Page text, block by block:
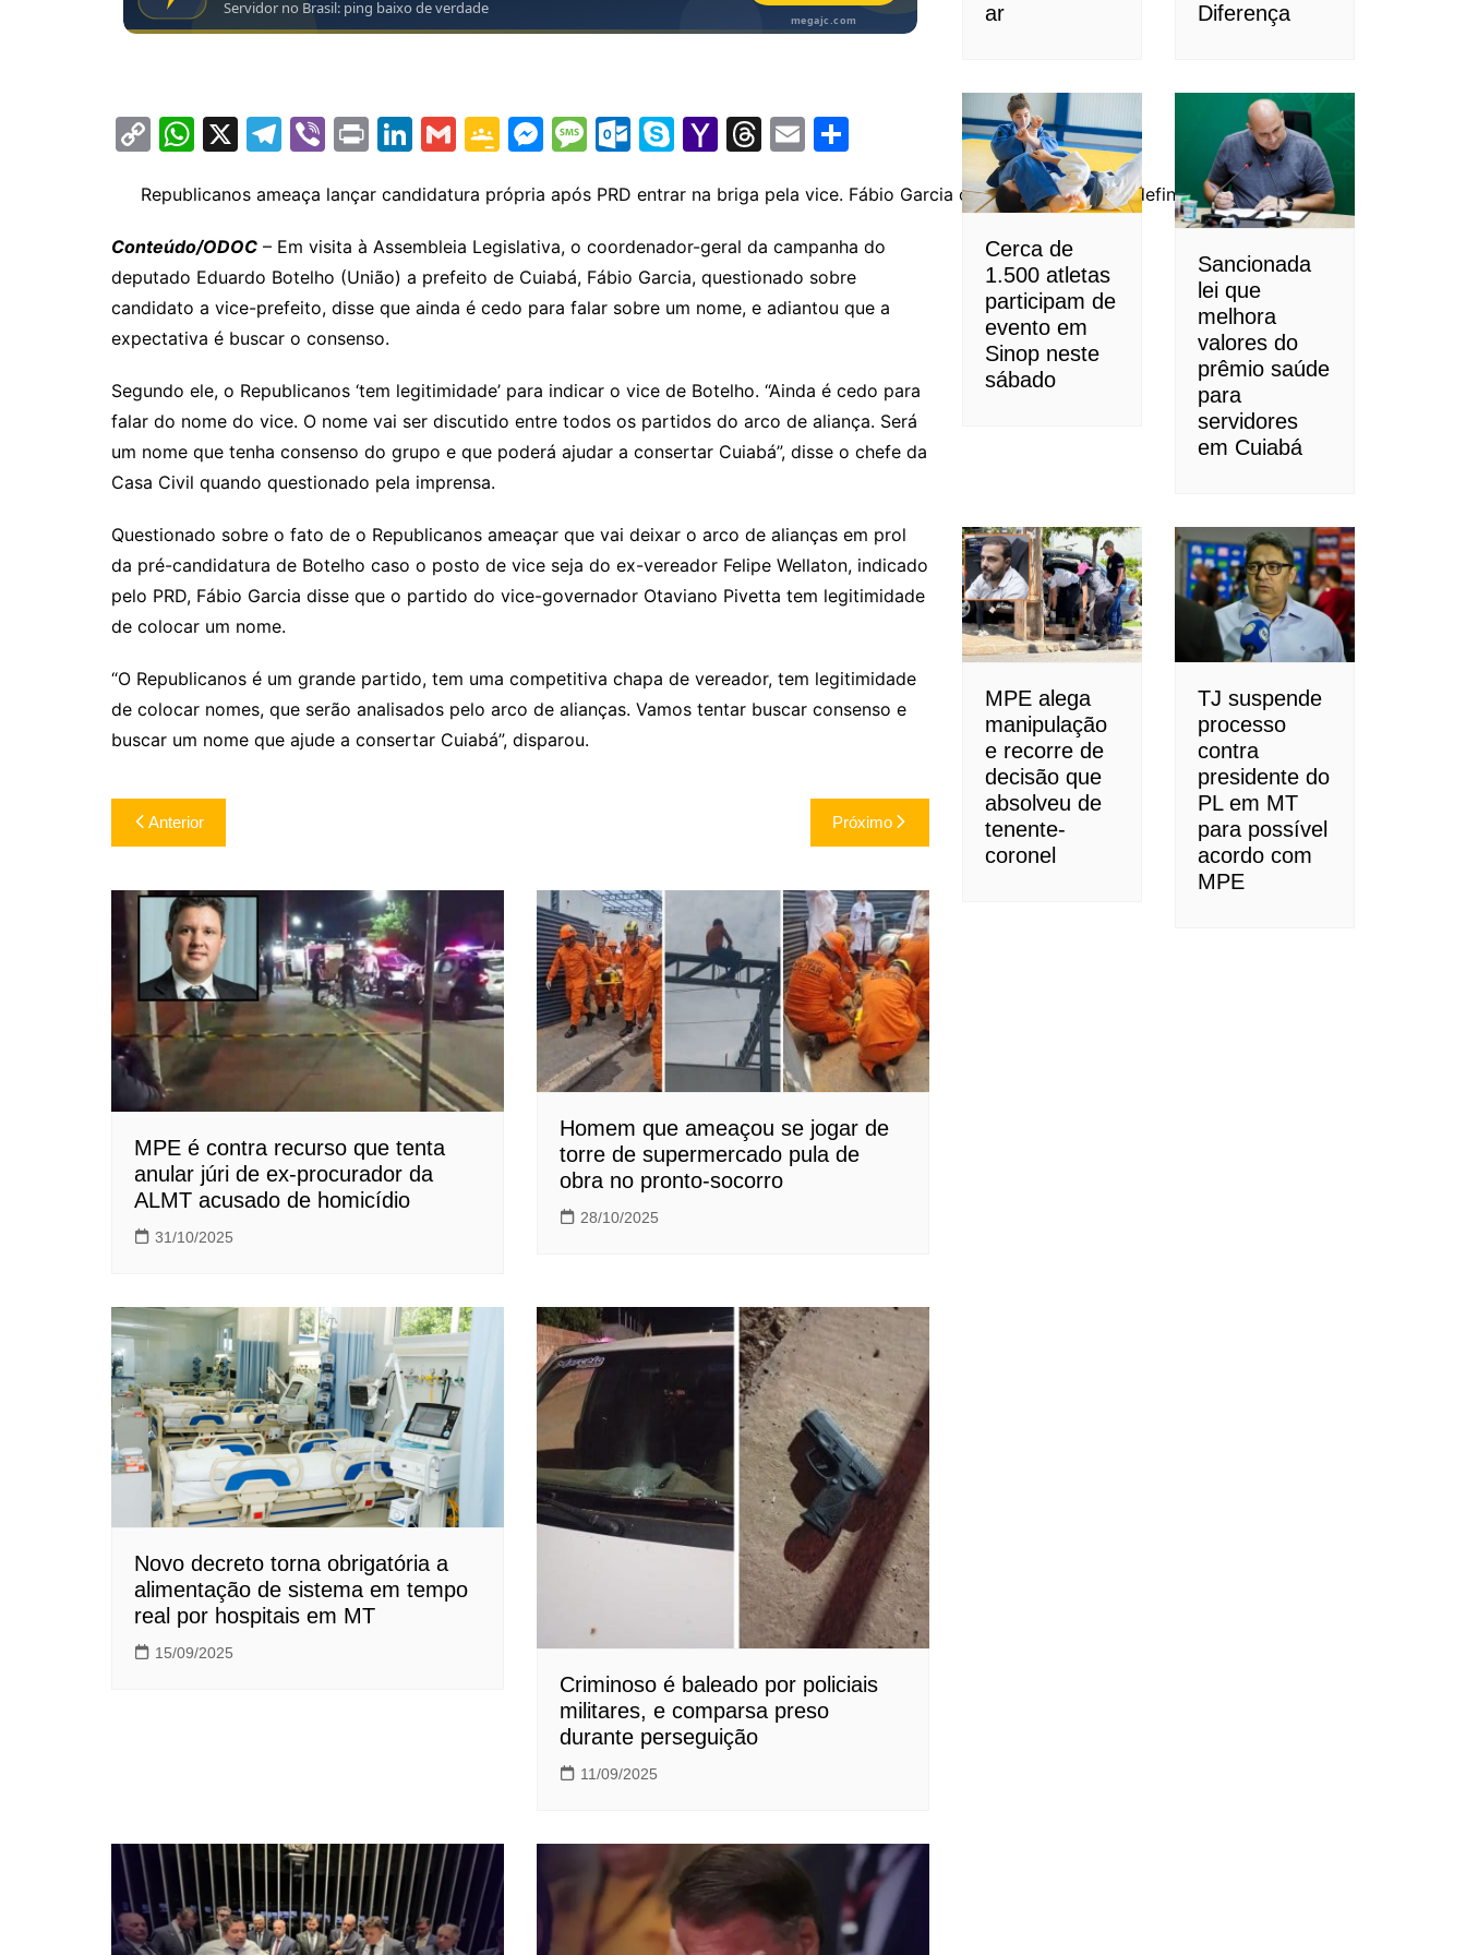
C
p
y
Li
n
k
W
at
s
A
p
p
X
T
e
gr
a
m
Vi
er
Pr
t
Li
k
e
dI
n
G
ai
l
G
o
gl
e
Cl
s
sr
o
M
s
s
e
n
er
M
s
s
a
g
O
lo
o
k.
c
m
S
y
p
e
Y
h
o
o
M
l
T
e
a
d
s
E
ai
l
ar
e
Republicanos ameaça lançar candidatura própria após PRD entrar na briga pela vice. Fábio Garcia considera cedo para definição
Conteúdo/ODOC – Em visita à Assembleia Legislativa, o coordenador-geral da campanha do
deputado Eduardo Botelho (União) a prefeito de Cuiabá, Fábio Garcia, questionado sobre
candidato a vice-prefeito, disse que ainda é cedo para falar sobre um nome, e adiantou que a
expectativa é buscar o consenso.
Segundo ele, o Republicanos ‘tem legitimidade’ para indicar o vice de Botelho. “Ainda é cedo para
falar do nome do vice. O nome vai ser discutido entre todos os partidos do arco de aliança. Será
um nome que tenha consenso do grupo e que poderá ajudar a consertar Cuiabá”, disse o chefe da
Casa Civil quando questionado pela imprensa.
Questionado sobre o fato de o Republicanos ameaçar que vai deixar o arco de alianças em prol
da pré-candidatura de Botelho caso o posto de vice seja do ex-vereador Felipe Wellaton, indicado
pelo PRD, Fábio Garcia disse que o partido do vice-governador Otaviano Pivetta tem legitimidade
de colocar um nome.
“O Republicanos é um grande partido, tem uma competitiva chapa de vereador, tem legitimidade
de colocar nomes, que serão analisados pelo arco de alianças. Vamos tentar buscar consenso e
buscar um nome que ajude a consertar Cuiabá”, disparou.
Navegação
de
Post
Anterior Próximo
MPE é contra recurso que tenta
anular júri de ex-procurador da
ALMT acusado de homicídio
31/10/2025
Homem que ameaçou se jogar de
torre de supermercado pula de
obra no pronto-socorro
28/10/2025
Novo decreto torna obrigatória a
alimentação de sistema em tempo
real por hospitais em MT
15/09/2025
Criminoso é baleado por policiais
militares, e comparsa preso
durante perseguição
11/09/2025
ar Diferença
Cerca de
1.500 atletas
participam de
evento em
Sinop neste
sábado
Sancionada
lei que
melhora
valores do
prêmio saúde
para
servidores
em Cuiabá
MPE alega
manipulação
e recorre de
decisão que
absolveu de
tenente-
coronel
TJ suspende
processo
contra
presidente do
PL em MT
para possível
acordo com
MPE